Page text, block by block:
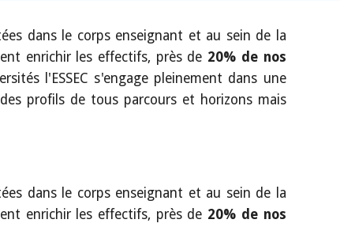
dans le corps enseignant et au sein de la
enrichir les effectifs, près de 20% de nos
l'ESSEC s'engage pleinement dans une
profils de tous parcours et horizons mais
dans le corps enseignant et au sein de la
enrichir les effectifs, près de 20% de nos